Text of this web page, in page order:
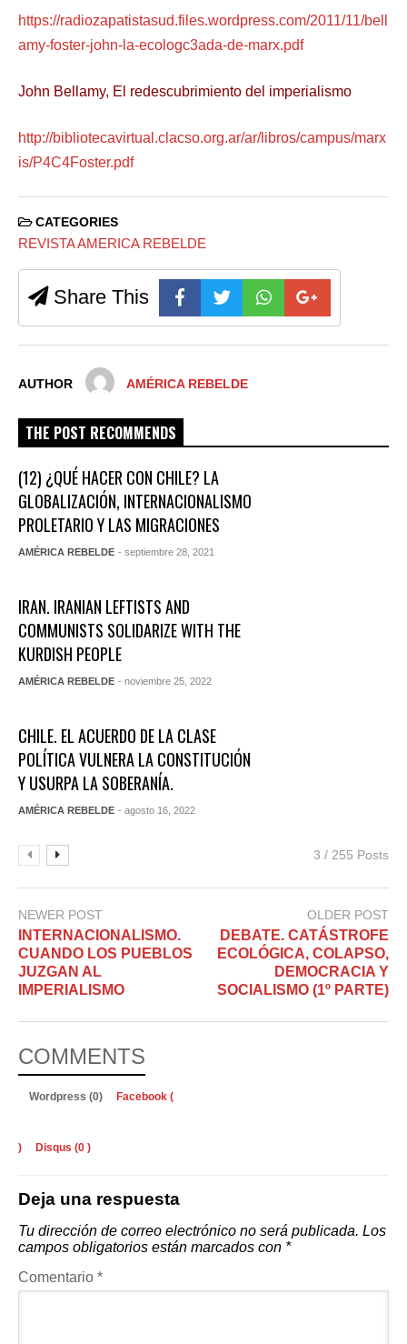
https://radiozapatistasud.files.wordpress.com/2011/11/bell
amy-foster-john-la-ecologc3ada-de-marx.pdf
John Bellamy, El redescubrimiento del imperialismo
http://bibliotecavirtual.clacso.org.ar/ar/libros/campus/marx
is/P4C4Foster.pdf
CATEGORIES
REVISTA AMERICA REBELDE
Share This
AUTHOR AMÉRICA REBELDE
THE POST RECOMMENDS
(12) ¿QUÉ HACER CON CHILE? LA
GLOBALIZACIÓN, INTERNACIONALISMO
PROLETARIO Y LAS MIGRACIONES
AMÉRICA REBELDE - septiembre 28, 2021
IRAN. IRANIAN LEFTISTS AND
COMMUNISTS SOLIDARIZE WITH THE
KURDISH PEOPLE
AMÉRICA REBELDE - noviembre 25, 2022
CHILE. EL ACUERDO DE LA CLASE
POLÍTICA VULNERA LA CONSTITUCIÓN
Y USURPA LA SOBERANÍA.
AMÉRICA REBELDE - agosto 16, 2022
3 / 255 Posts
NEWER POST
INTERNACIONALISMO.
CUANDO LOS PUEBLOS
JUZGAN AL
IMPERIALISMO
OLDER POST
DEBATE. CATÁSTROFE
ECOLÓGICA, COLAPSO,
DEMOCRACIA Y
SOCIALISMO (1º PARTE)
COMMENTS
Wordpress (0) Facebook (
) Disqus (0 )
Deja una respuesta
Tu dirección de correo electrónico no será publicada. Los
campos obligatorios están marcados con *
Comentario *